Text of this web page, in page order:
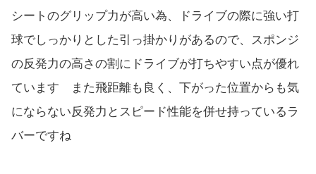
シートのグリップ力が高い為、ドライブの際に強い打
球でしっかりとした引っ掛かりがあるので、スポンジ
の反発力の高さの割にドライブが打ちやすい点が優れ
ています また飛距離も良く、下がった位置からも気
にならない反発力とスピード性能を併せ持っているラ
バーですね